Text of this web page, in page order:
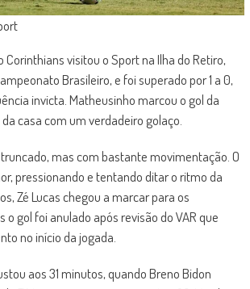
Corinthians visitou o Sport na Ilha do Retiro,
Brasileiro, e foi superado por 1 a 0,
invicta. Matheusinho marcou o gol da
casa com um verdadeiro golaço.
mas com bastante movimentação. O
pressionando e tentando ditar o ritmo da
Zé Lucas chegou a marcar para os
gol foi anulado após revisão do VAR que
no início da jogada.
aos 31 minutos, quando Breno Bidon